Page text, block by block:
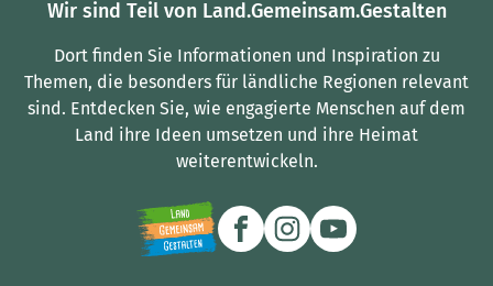
Wir sind Teil von Land.Gemeinsam.Gestalten
Dort finden Sie Informationen und Inspiration zu
Themen, die besonders für ländliche Regionen relevant
sind. Entdecken Sie, wie engagierte Menschen auf dem
Land ihre Ideen umsetzen und ihre Heimat
weiterentwickeln.